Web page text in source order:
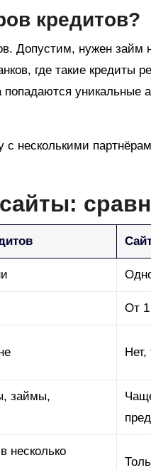
кредитов?
Допустим, нужен займ
где такие
уникальные
с несколькими
От 1
Нет,
займы,
несколько